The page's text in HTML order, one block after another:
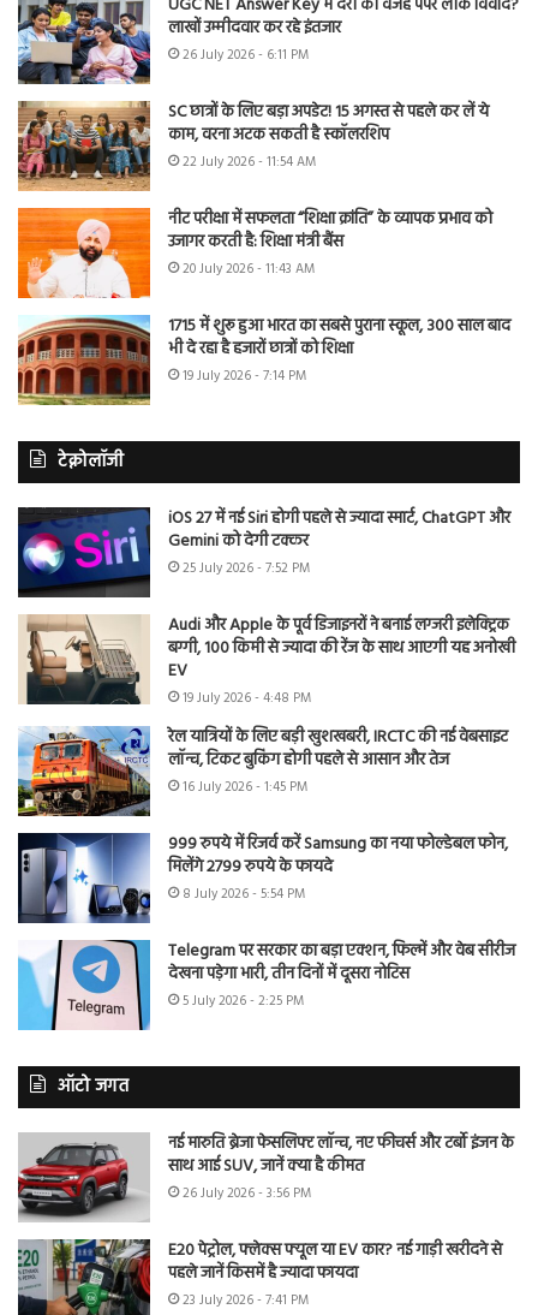
लाखों उम्मीदवार कर रहे इंतजार
26 July 2026 - 6:11 PM
SC छात्रों के लिए बड़ा अपडेट! 15 अगस्त से पहले कर लें ये
काम, वरना अटक सकती है स्कॉलरशिप
22 July 2026 - 11:54 AM
नीट परीक्षा में सफलता “शिक्षा क्रांति” के व्यापक प्रभाव को
उजागर करती है: शिक्षा मंत्री बैंस
20 July 2026 - 11:43 AM
1715 में शुरू हुआ भारत का सबसे पुराना स्कूल, 300 साल बाद
भी दे रहा है हजारों छात्रों को शिक्षा
19 July 2026 - 7:14 PM
टेक्नोलॉजी
iOS 27 में नई Siri होगी पहले से ज्यादा स्मार्ट, ChatGPT और
Gemini को देगी टक्कर
25 July 2026 - 7:52 PM
Audi और Apple के पूर्व डिजाइनरों ने बनाई लग्जरी इलेक्ट्रिक
बग्गी, 100 किमी से ज्यादा की रेंज के साथ आएगी यह अनोखी
EV
19 July 2026 - 4:48 PM
रेल यात्रियों के लिए बड़ी खुशखबरी, IRCTC की नई वेबसाइट
लॉन्च, टिकट बुकिंग होगी पहले से आसान और तेज
16 July 2026 - 1:45 PM
999 रुपये में रिजर्व करें Samsung का नया फोल्डेबल फोन,
मिलेंगे 2799 रुपये के फायदे
8 July 2026 - 5:54 PM
Telegram पर सरकार का बड़ा एक्शन, फिल्में और वेब सीरीज
देखना पड़ेगा भारी, तीन दिनों में दूसरा नोटिस
5 July 2026 - 2:25 PM
ऑटो जगत
नई मारुति ब्रेजा फेसलिफ्ट लॉन्च, नए फीचर्स और टर्बो इंजन के
साथ आई SUV, जानें क्या है कीमत
26 July 2026 - 3:56 PM
E20 पेट्रोल, फ्लेक्स फ्यूल या EV कार? नई गाड़ी खरीदने से
पहले जानें किसमें है ज्यादा फायदा
23 July 2026 - 7:41 PM